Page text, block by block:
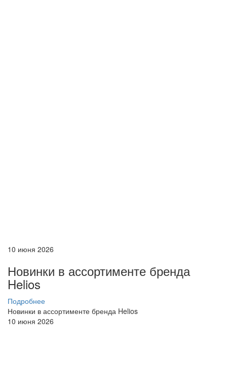
10 июня 2026
Новинки в ассортименте бренда
Helios
Подробнее
Новинки в ассортименте бренда Helios
10 июня 2026